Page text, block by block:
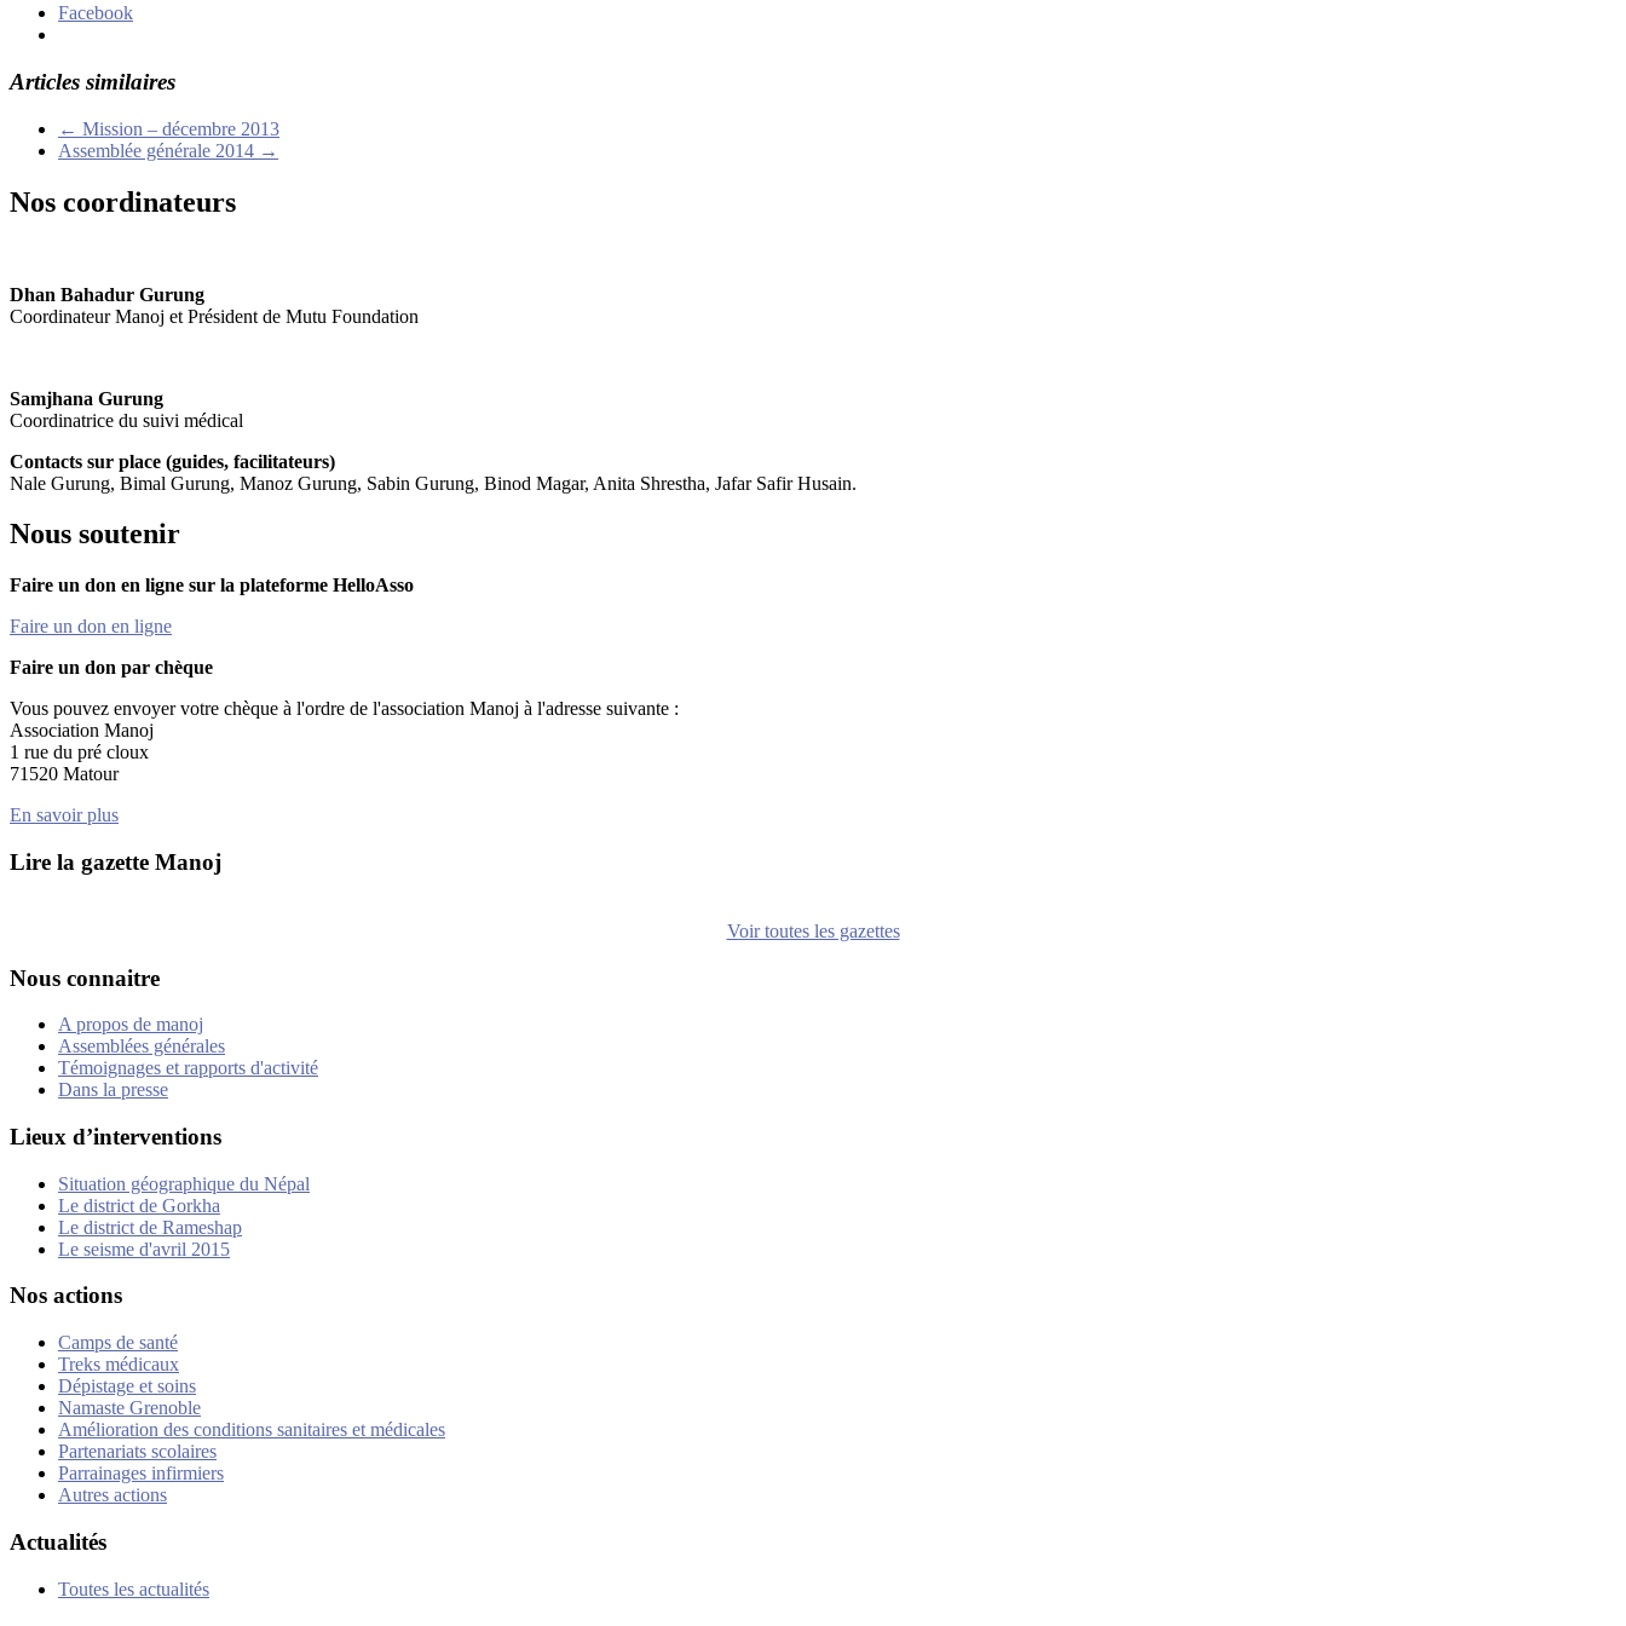
Facebook
Articles similaires
← Mission – décembre 2013
Assemblée générale 2014 →
Nos coordinateurs
Dhan Bahadur Gurung
Coordinateur Manoj et Président de Mutu Foundation
Samjhana Gurung
Coordinatrice du suivi médical
Contacts sur place (guides, facilitateurs)
Nale Gurung, Bimal Gurung, Manoz Gurung, Sabin Gurung, Binod Magar, Anita Shrestha, Jafar Safir Husain.
Nous soutenir
Faire un don en ligne sur la plateforme HelloAsso
Faire un don en ligne
Faire un don par chèque
Vous pouvez envoyer votre chèque à l'ordre de l'association Manoj à l'adresse suivante :
Association Manoj
1 rue du pré cloux
71520 Matour
En savoir plus
Lire la gazette Manoj
Voir toutes les gazettes
Nous connaitre
A propos de manoj
Assemblées générales
Témoignages et rapports d'activité
Dans la presse
Lieux d’interventions
Situation géographique du Népal
Le district de Gorkha
Le district de Rameshap
Le seisme d'avril 2015
Nos actions
Camps de santé
Treks médicaux
Dépistage et soins
Namaste Grenoble
Amélioration des conditions sanitaires et médicales
Partenariats scolaires
Parrainages infirmiers
Autres actions
Actualités
Toutes les actualités